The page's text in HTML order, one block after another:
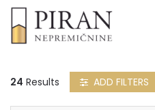
24 Results ADD FILTERS